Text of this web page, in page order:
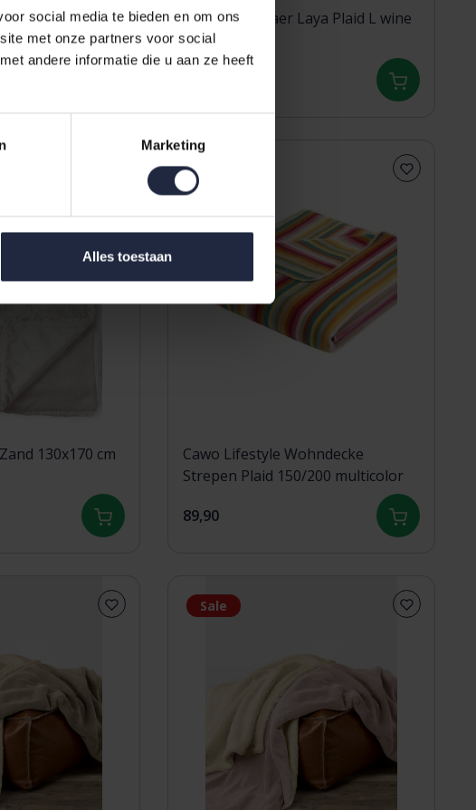
social media te bieden en om ons
met onze partners voor social
andere informatie die u aan ze heeft
Marketing
Alles toestaan
Plaid XL wine
De Witte Lietaer Laya Plaid L wine
red
130x170 cm
Cawo Lifestyle Wohndecke
Strepen Plaid 150/200 multicolor
89,90
Sale